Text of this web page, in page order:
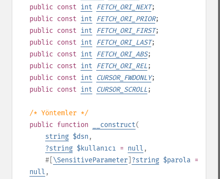
public const int FETCH_ORI_NEXT;
public const int FETCH_ORI_PRIOR;
public const int FETCH_ORI_FIRST;
public const int FETCH_ORI_LAST;
public const int FETCH_ORI_ABS;
public const int FETCH_ORI_REL;
public const int CURSOR_FWDONLY;
public const int CURSOR_SCROLL;
/* Yöntemler */
public function __construct(
string $dsn ,
?string $kullanıcı = null ,
#[ \SensitiveParameter ?string $parola =
null ,